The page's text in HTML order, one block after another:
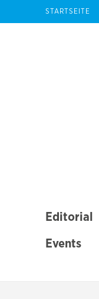
STARTSEITE
Editorial
Events